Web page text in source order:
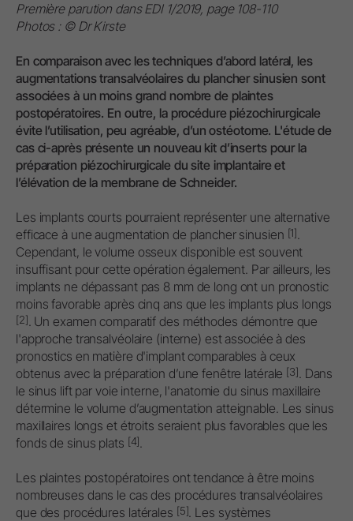
Première parution dans EDI 1/2019, page 108-110
Photos : © Dr Kirste
En comparaison avec les techniques d’abord latéral, les
augmentations transalvéolaires du plancher sinusien sont
associées à un moins grand nombre de plaintes
postopératoires. En outre, la procédure piézochirurgicale
évite l’utilisation, peu agréable, d’un ostéotome. L'étude de
cas ci-après présente un nouveau kit d’inserts pour la
préparation piézochirurgicale du site implantaire et
l’élévation de la membrane de Schneider.
Les implants courts pourraient représenter une alternative
efficace à une augmentation de plancher sinusien [1].
Cependant, le volume osseux disponible est souvent
insuffisant pour cette opération également. Par ailleurs, les
implants ne dépassant pas 8 mm de long ont un pronostic
moins favorable après cinq ans que les implants plus longs
[2]. Un examen comparatif des méthodes démontre que
l'approche transalvéolaire (interne) est associée à des
pronostics en matière d'implant comparables à ceux
obtenus avec la préparation d’une fenêtre latérale [3]. Dans
le sinus lift par voie interne, l'anatomie du sinus maxillaire
détermine le volume d’augmentation atteignable. Les sinus
maxillaires longs et étroits seraient plus favorables que les
fonds de sinus plats [4].
Les plaintes postopératoires ont tendance à être moins
nombreuses dans le cas des procédures transalvéolaires
que des procédures latérales [5]. Les systèmes